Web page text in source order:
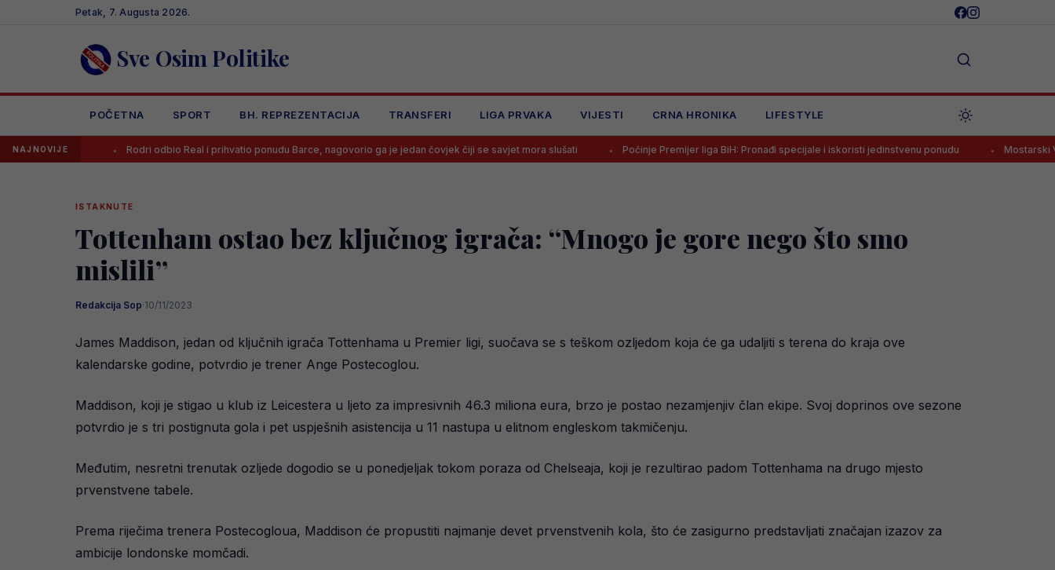
Petak, 7. Augusta 2026.
Sve Osim Politike
POČETNA SPORT BH. REPREZENTACIJA TRANSFERI LIGA PRVAKA VIJESTI CRNA HRONIKA LIFESTYLE
NAJNOVIJERodri odbio Real i prihvatio ponudu Barce, nagovorio ga je jedan čovjek čiji se savjet mora slušati Počinje Premijer liga BiH: Pronađi specijale i iskoristi jedinstvenu ponudu Mostarski Velež
ISTAKNUTE
Tottenham ostao bez ključnog igrača: “Mnogo je gore nego što smo
mislili”
Redakcija Sop·10/11/2023
James Maddison, jedan od ključnih igrača Tottenhama u Premier ligi, suočava se s teškom ozljedom koja će ga udaljiti s terena do kraja ove
kalendarske godine, potvrdio je trener Ange Postecoglou.
Maddison, koji je stigao u klub iz Leicestera u ljeto za impresivnih 46.3 miliona eura, brzo je postao nezamjenjiv član ekipe. Svoj doprinos ove sezone
potvrdio je s tri postignuta gola i pet uspješnih asistencija u 11 nastupa u elitnom engleskom takmičenju.
Međutim, nesretni trenutak ozljede dogodio se u ponedjeljak tokom poraza od Chelseaja, koji je rezultirao padom Tottenhama na drugo mjesto
prvenstvene tabele.
Prema riječima trenera Postecogloua, Maddison će propustiti najmanje devet prvenstvenih kola, što će zasigurno predstavljati značajan izazov za
ambicije londonske momčadi.